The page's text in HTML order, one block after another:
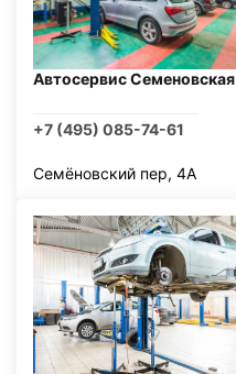
Автосервис Семеновская
+7 (495) 085-74-61
Семёновский пер, 4А